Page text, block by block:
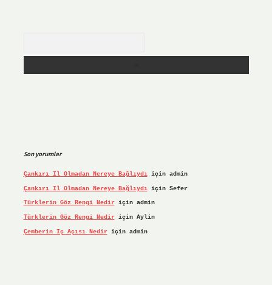
Son yorumlar
Çankırı Il Olmadan Nereye Bağlıydıiçin admin
Çankırı Il Olmadan Nereye Bağlıydıiçin Sefer
Türklerin Göz Rengi Nediriçin admin
Türklerin Göz Rengi Nediriçin Aylin
Çemberin Iç Açısı Nediriçin admin